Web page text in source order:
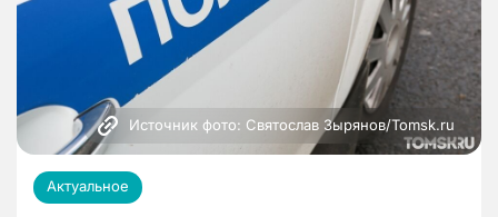
Источник фото: Святослав Зырянов/Tomsk.ru
Актуальное